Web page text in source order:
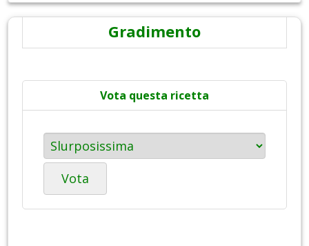
Gradimento
Vota questa ricetta
Vota